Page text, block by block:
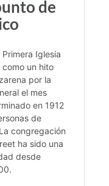
de
Iglesia
un hito
por la
el mes
en 1912
de
congregación
ha sido una
desde